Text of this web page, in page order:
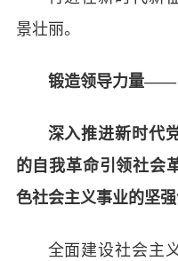
景壮丽。
锻造领导力量——
深入推进新时代
的自我革命引领社会
色社会主义事业的坚
全面建设社会主